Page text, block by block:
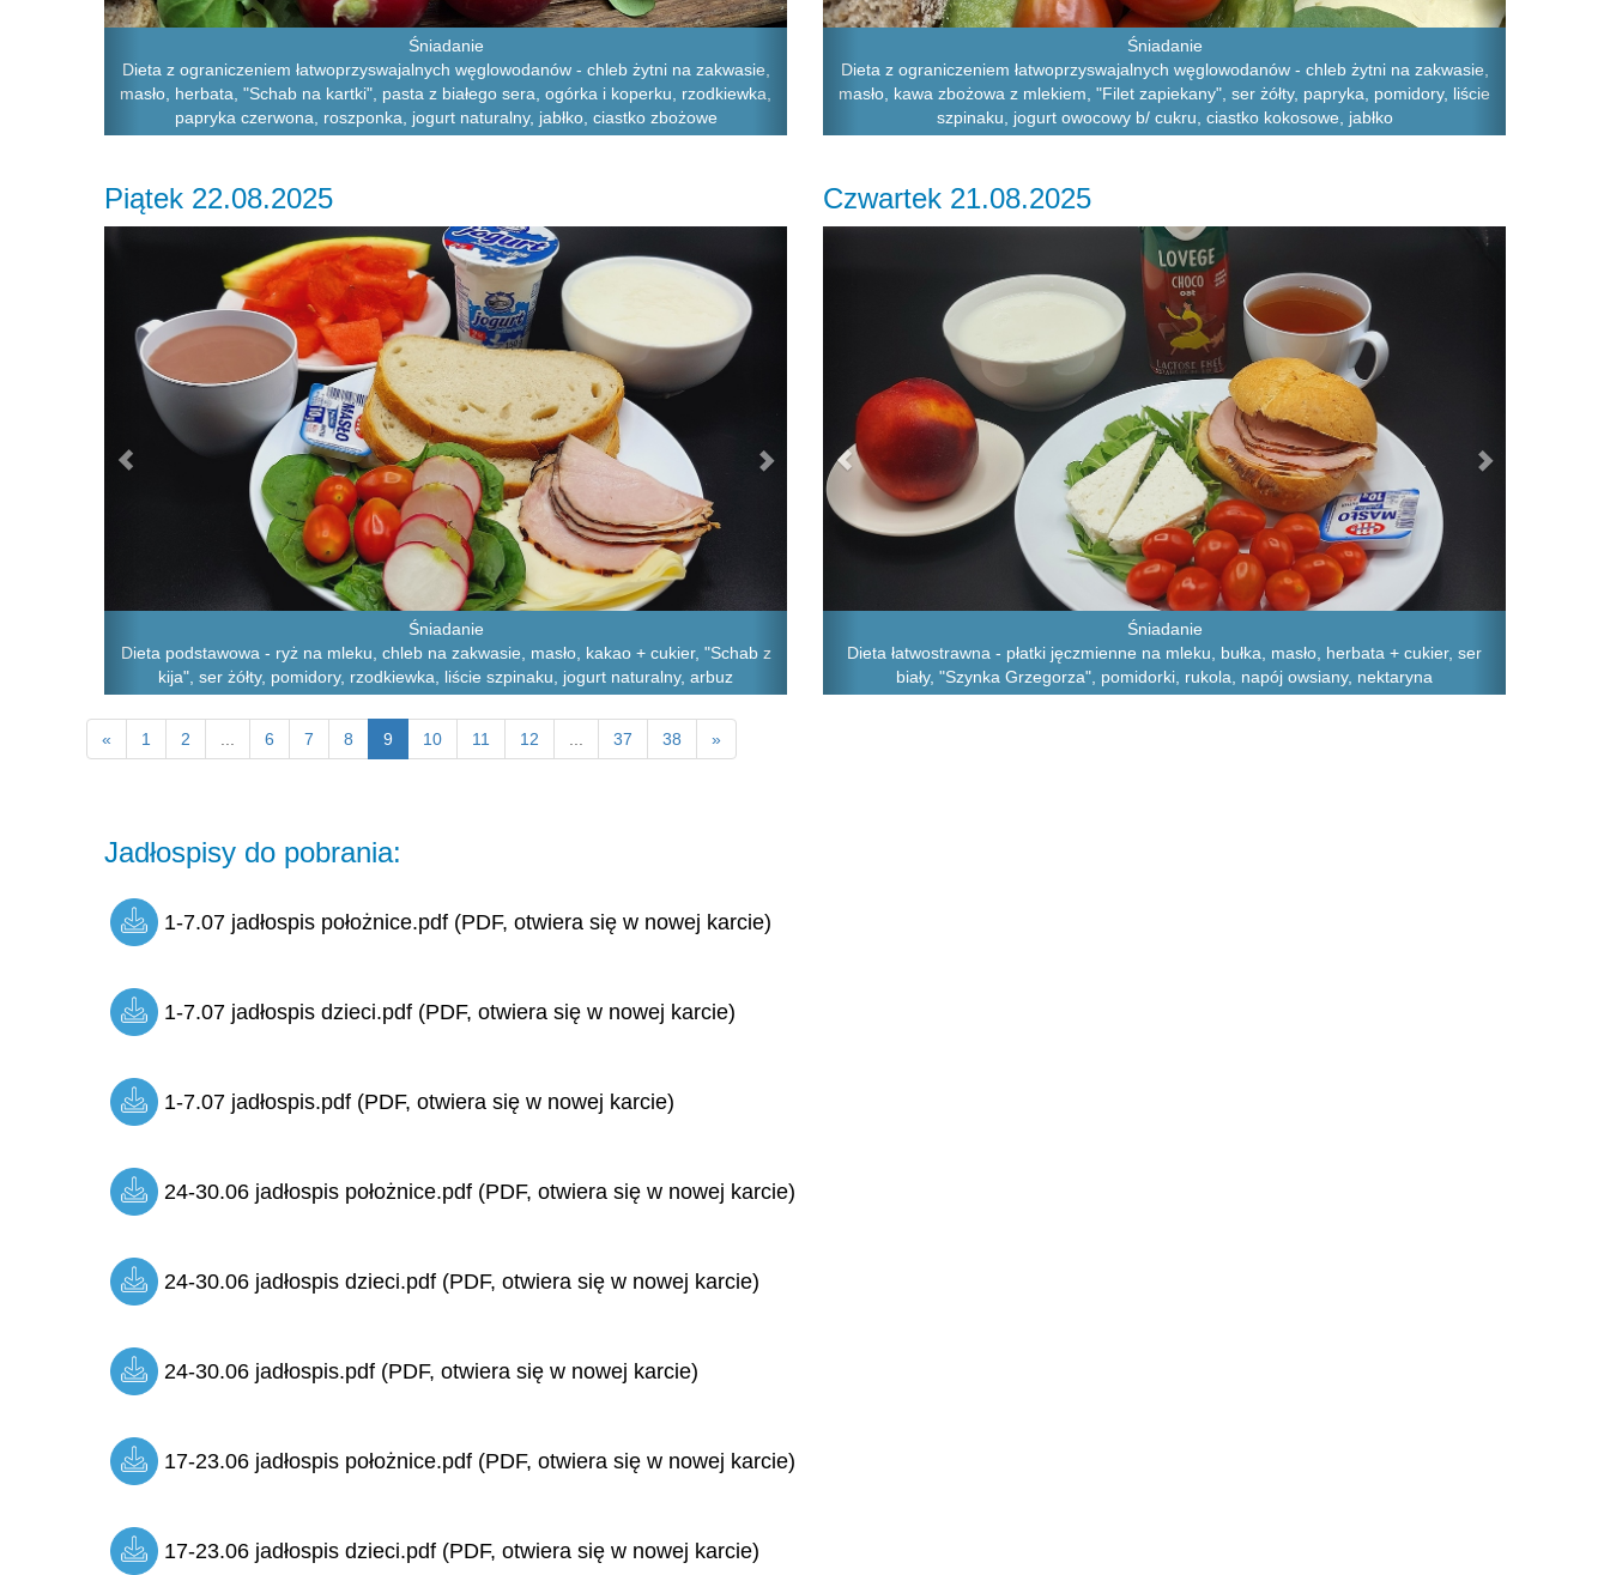
Śniadanie
Dieta z ograniczeniem łatwoprzyswajalnych węglowodanów - chleb żytni na zakwasie,
masło, herbata, "Schab na kartki", pasta z białego sera, ogórka i koperku, rzodkiewka,
papryka czerwona, roszponka, jogurt naturalny, jabłko, ciastko zbożowe
Śniadanie
Dieta z ograniczeniem łatwoprzyswajalnych węglowodanów - chleb żytni na zakwasie,
masło, kawa zbożowa z mlekiem, "Filet zapiekany", ser żółty, papryka, pomidory, liście
szpinaku, jogurt owocowy b/ cukru, ciastko kokosowe, jabłko
Piątek 22.08.2025
Śniadanie
Dieta podstawowa - ryż na mleku, chleb na zakwasie, masło, kakao + cukier, "Schab z
kija", ser żółty, pomidory, rzodkiewka, liście szpinaku, jogurt naturalny, arbuz
Czwartek 21.08.2025
Śniadanie
Dieta łatwostrawna - płatki jęczmienne na mleku, bułka, masło, herbata + cukier, ser
biały, "Szynka Grzegorza", pomidorki, rukola, napój owsiany, nektaryna
Next
« 1 2 ... 6 7 8 9 10 11 12 ... 37 38 »
Jadłospisy do pobrania:
1-7.07 jadłospis położnice.pdf (PDF, otwiera się w nowej karcie)
1-7.07 jadłospis dzieci.pdf (PDF, otwiera się w nowej karcie)
1-7.07 jadłospis.pdf (PDF, otwiera się w nowej karcie)
24-30.06 jadłospis położnice.pdf (PDF, otwiera się w nowej karcie)
24-30.06 jadłospis dzieci.pdf (PDF, otwiera się w nowej karcie)
24-30.06 jadłospis.pdf (PDF, otwiera się w nowej karcie)
17-23.06 jadłospis położnice.pdf (PDF, otwiera się w nowej karcie)
17-23.06 jadłospis dzieci.pdf (PDF, otwiera się w nowej karcie)